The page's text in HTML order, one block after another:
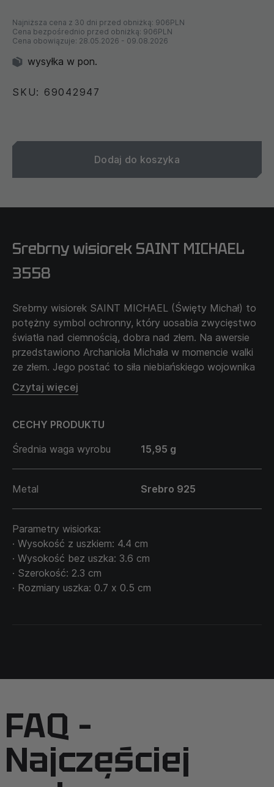
Najniższa cena z 30 dni przed obniżką: 906PLN
Cena bezpośrednio przed obniżką: 906PLN
Cena obowiązuje: 28.05.2026 - 09.08.2026
wysyłka w pon.
SKU: 69042947
Dodaj do koszyka
Srebrny wisiorek SAINT MICHAEL
3558
Srebrny wisiorek SAINT MICHAEL (Święty Michał) to
potężny symbol ochronny, który uosabia zwycięstwo
światła nad ciemnością, dobra nad złem. Na awersie
przedstawiono Archanioła Michała w momencie walki
ze złem. Jego postać to siła niebiańskiego wojownika
— patrona żołnierzy, obrońcy prawdy i
sprawiedliwości.
Na rewersie wygrawerowano napis: SAINT MICHAEL
PROTECT US (Święty Michale, chroń nas) — potężna
modlitwa o ochronę, wsparcie i duchowe prowadzenie.
Ten wisiorek wybiera mężczyzna, który szuka nie tylko
Czytaj więcej
CECHY PRODUKTU
Średnia waga wyrobu
15,95 g
Metal Srebro 925
Parametry wisiorka:
· Wysokość z uszkiem: 4.4 cm
· Wysokość bez uszka: 3.6 cm
· Szerokość: 2.3 cm
· Rozmiary uszka: 0.7 х 0.5 cm
FAQ –
Najczęściej